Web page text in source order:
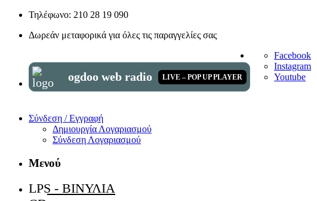
Τηλέφωνο: 210 28 19 090
Δωρεάν μεταφορικά για όλες τις παραγγελίες σας
ogdoo web radio LIVE – POP UP PLAYER
Facebook
Instagram
Youtube
Σύνδεση / Εγγραφή
Δημιουργία Λογαριασμού
Σύνδεση Λογαριασμού
Μενού
LPS - ΒΙΝΎΛΙΑ